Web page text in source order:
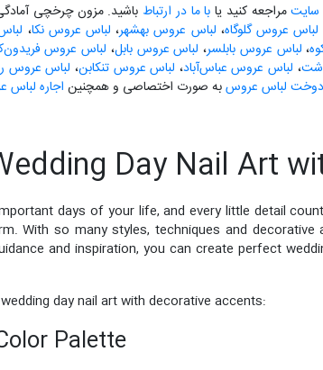
مراجعه کنید یا با ما در ارتباط باشید. مزون چرخچی
لباس عروس گلوگاه، لباس عروس بهشهر، لباس عروس نکا،
، لباس عروس بابلسر، لباس عروس بابل، لباس عروس
، لباس عروس عباس‌آباد، لباس عروس تنکابن، لباس عروس
لباس عروسبه صورت اختصاصی و همچنین اجاره
Day Nail Art
days of your life, and every little detail
With so many styles, techniques and
and inspiration, you can create perfect
day nail art with decorative accents:
Palette